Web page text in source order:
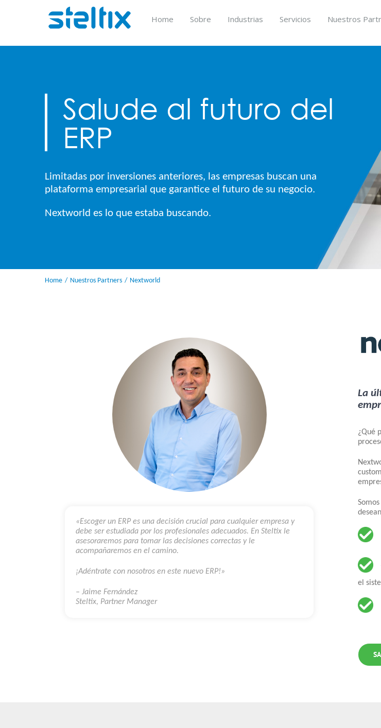
Home Sobre Industrias Servicios Nuestros
Salude al futuro del
ERP
Limitadas por inversiones anteriores, las empresas buscan una
plataforma empresarial que garantice el futuro de su negocio.
Nextworld es lo que estaba buscando.
Home Nuestros Partners Nextworld
«Escoger un ERP es una decisión crucial para cualquier empresa y
debe ser estudiada por los profesionales adecuados. En Steltix le
asesoraremos para tomar las decisiones correctas y le
acompañaremos en el camino.
¡Adéntrate con nosotros en este nuevo ERP!»
– Jaime Fernández
Steltix, Partner Manager
La
¿Qué
el